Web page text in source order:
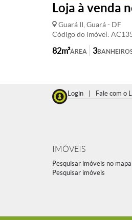
Loja à venda
Guará II, Guará - DF
Código do imóvel:
ÁREA
82m² 3
Login | Fale com o
IMÓVEIS
Pesquisar imóveis no mapa
Pesquisar imóveis